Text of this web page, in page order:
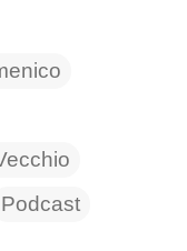
Podcast